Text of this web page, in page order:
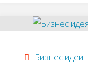
Бизнес идеи